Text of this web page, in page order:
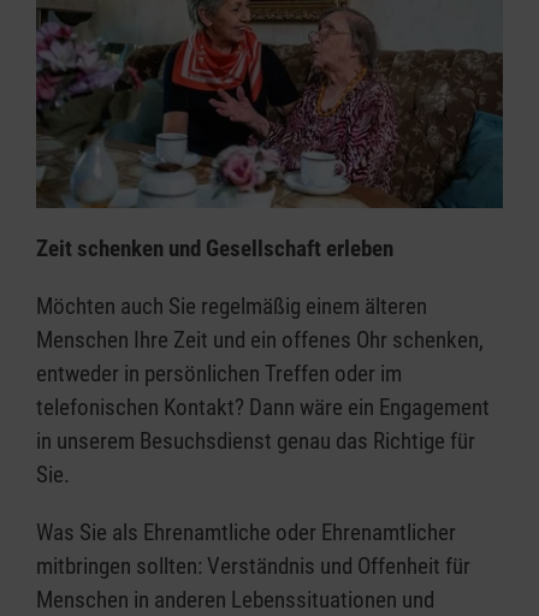
Zeit schenken und Gesellschaft erleben
Möchten auch Sie regelmäßig einem älteren
Menschen Ihre Zeit und ein offenes Ohr schenken,
entweder in persönlichen Treffen oder im
telefonischen Kontakt? Dann wäre ein Engagement
in unserem Besuchsdienst genau das Richtige für
Sie.
Was Sie als Ehrenamtliche oder Ehrenamtlicher
mitbringen sollten: Verständnis und Offenheit für
Menschen in anderen Lebenssituationen und